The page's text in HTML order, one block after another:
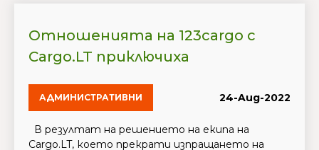
Отношенията на 123cargo с
Cargo.LT приключиха
АДМИНИСТРАТИВНИ 24-Aug-2022
В резултат на решението на екипа на
Cargo.LT, което прекрати изпращането на